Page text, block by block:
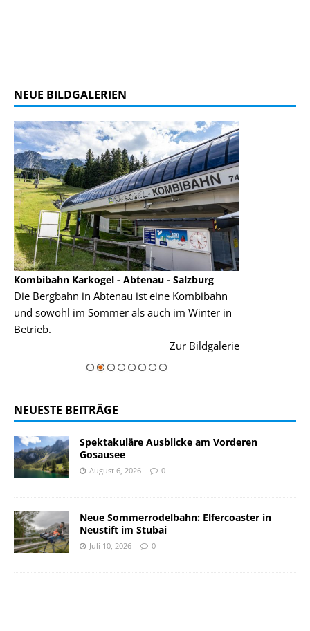
NEUE BILDGALERIEN
Kombibahn Karkogel - Abtenau - Salzburg
Die Bergbahn in Abtenau ist eine Kombibahn
und sowohl im Sommer als auch im Winter in
Betrieb.
Zur Bildgalerie
NEUESTE BEITRÄGE
Spektakuläre Ausblicke am Vorderen
Gosausee
August 6, 2026 0
Neue Sommerrodelbahn: Elfercoaster in
Neustift im Stubai
Juli 10, 2026 0